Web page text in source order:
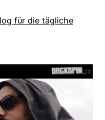
für die tägliche